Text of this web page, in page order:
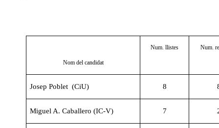
Nom del candidat
Num. llistes Num.
Josep Poblet (CiU) 8
Miguel A. Caballero (IC-V) 7